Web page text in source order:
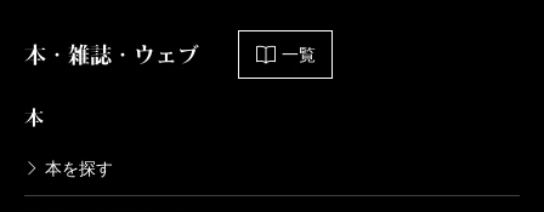
本・雑誌・ウェブ 一覧
本
本を探す